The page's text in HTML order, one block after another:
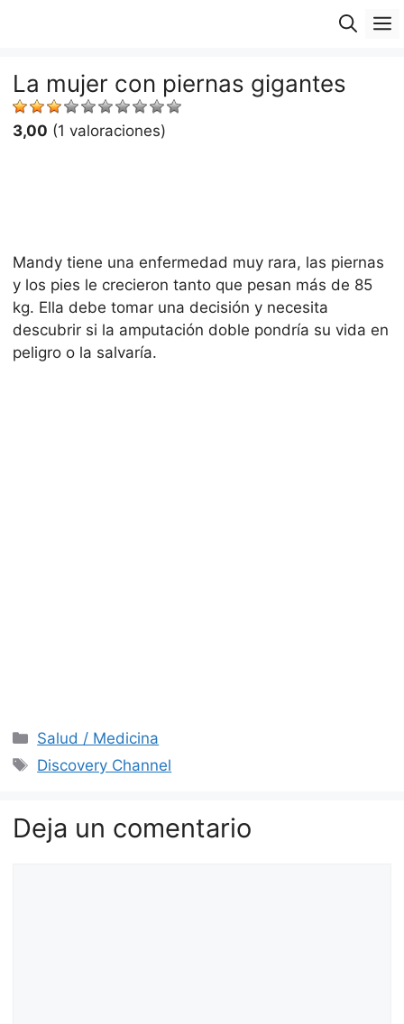
La mujer con piernas gigantes
3,00 (1 valoraciones)
Mandy tiene una enfermedad muy rara, las piernas
y los pies le crecieron tanto que pesan más de 85
kg. Ella debe tomar una decisión y necesita
descubrir si la amputación doble pondría su vida en
peligro o la salvaría.
Categorías
Salud / Medicina
Etiquetas
Discovery Channel
Deja un comentario